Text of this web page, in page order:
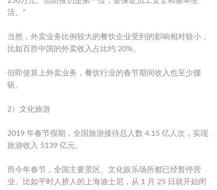
活。”
当然，外卖业务比例较大的餐饮企业受到的影响相对较小，
比如百胜中国的外卖收入占比约 20%。
但即使算上外卖业务，餐饮行业的春节期间收入也至少腰
斩。
2）文化旅游
2019 年春节假期，全国旅游接待总人数 4.15 亿人次，实现
旅游收入 5139 亿元。
而今年春节，全国主要景区、文化娱乐场所都已经暂停营
业。比如平时人挤人的上海迪士尼，从 1 月 25 日就开始闭